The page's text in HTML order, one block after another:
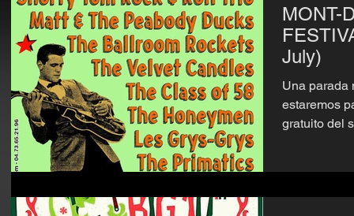
MONT-
July)
Una parada
estaremos